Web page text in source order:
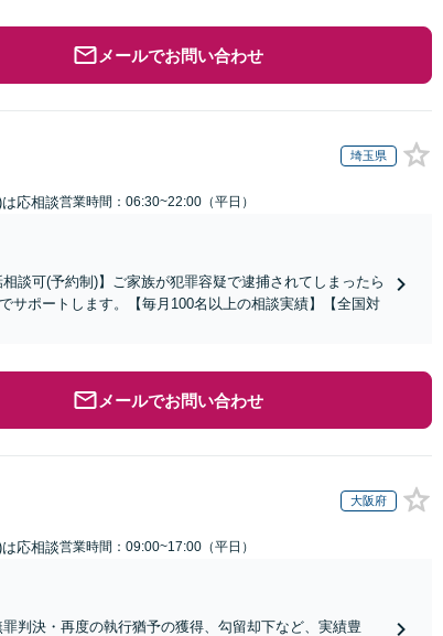
メールでお問い合わせ
埼玉県
応相談営業時間：06:30~22:00（平日）
談可(予約制)】ご家族が犯罪容疑で逮捕されてしまったら
サポートします。【毎月100名以上の相談実績】【全国対
メールでお問い合わせ
大阪府
応相談営業時間：09:00~17:00（平日）
判決・再度の執行猶予の獲得、勾留却下など、実績豊